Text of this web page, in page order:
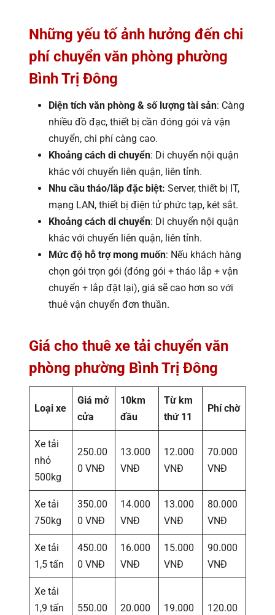
Những yếu tố ảnh hưởng đến chi
phí chuyển văn phòng phường
Bình Trị Đông
Diện tích văn phòng & số lượng tài sản: Càng
nhiều đồ đạc, thiết bị cần đóng gói và vận
chuyển, chi phí càng cao.
Khoảng cách di chuyển: Di chuyển nội quận
khác với chuyển liên quận, liên tỉnh.
Nhu cầu tháo/lắp đặc biệt: Server, thiết bị IT,
mạng LAN, thiết bị điện tử phức tạp, két sắt.
Khoảng cách di chuyển: Di chuyển nội quận
khác với chuyển liên quận, liên tỉnh.
Mức độ hỗ trợ mong muốn: Nếu khách hàng
chọn gói trọn gói (đóng gói + tháo lắp + vận
chuyển + lắp đặt lại), giá sẽ cao hơn so với
thuê vận chuyển đơn thuần.
Giá cho thuê xe tải chuyển văn
phòng phường Bình Trị Đông
Loại xe
Giá mở
cửa
10km
đầu
Từ km
thứ 11
Phí chờ
Xe tải
nhỏ
500kg
250.00
0 VNĐ
13.000
VNĐ
12.000
VNĐ
70.000
VNĐ
Xe tải
750kg
350.00
0 VNĐ
14.000
VNĐ
13.000
VNĐ
80.000
VNĐ
Xe tải
1,5 tấn
450.00
0 VNĐ
16.000
VNĐ
15.000
VNĐ
90.000
VNĐ
Xe tải
1,9 tấn
550.00
20.000
19.000
120.00